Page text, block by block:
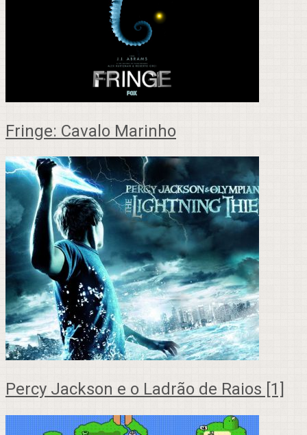
Fringe: Cavalo Marinho
Percy Jackson e o Ladrão de Raios [1]